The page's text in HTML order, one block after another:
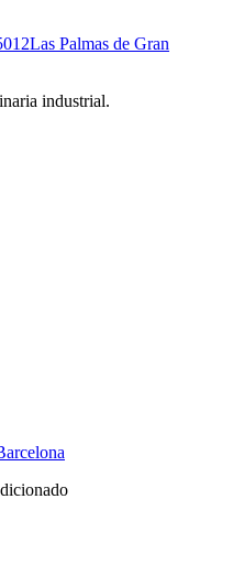
Las Palmas de Gran
industrial.